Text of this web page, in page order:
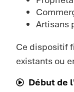
Artisans
Ce dispositif
existants ou
Début de